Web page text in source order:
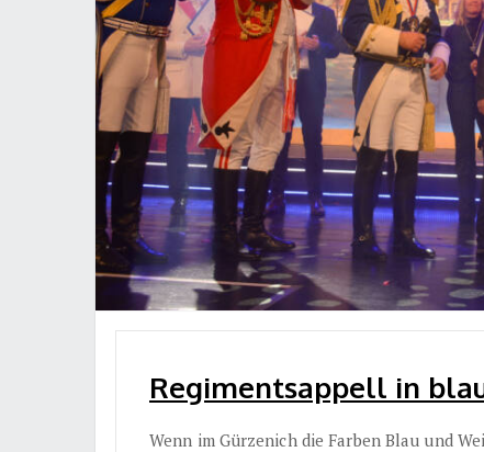
Regimentsappell in
Wenn im Gürzenich die Farben Blau und